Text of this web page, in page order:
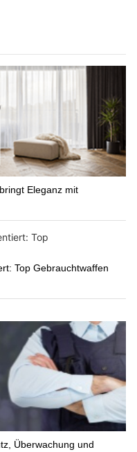
Eleganz mit
Top Gebrauchtwaffen
Überwachung und